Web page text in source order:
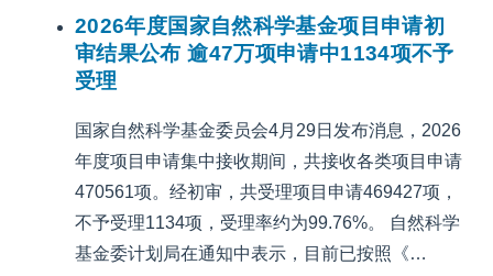
2026年度国家自然科学基金项目申请初
审结果公布 逾47万项申请中1134项不予
受理
国家自然科学基金委员会4月29日发布消息，2026
年度项目申请集中接收期间，共接收各类项目申请
470561项。经初审，共受理项目申请469427项，
不予受理1134项，受理率约为99.76%。 自然科学
基金委计划局在通知中表示，目前已按照《…